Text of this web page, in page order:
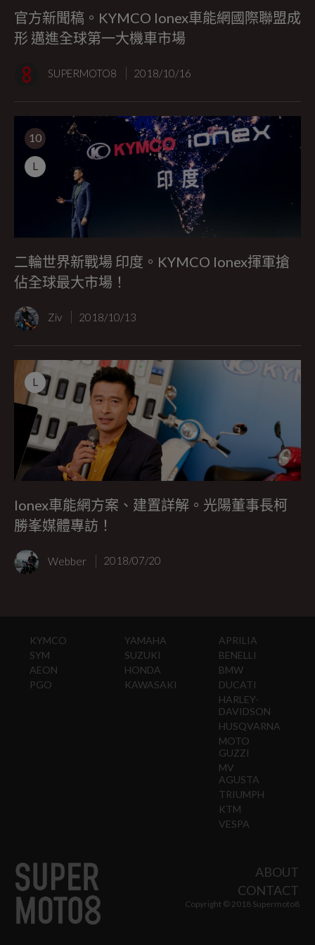
官方新聞稿。KYMCO Ionex車能網國際聯盟成
形 邁進全球第一大機車市場
SUPERMOTO8 2018/10/16
10
L
二輪世界新戰場 印度。KYMCO Ionex揮軍搶
佔全球最大市場！
Ziv 2018/10/13
L
Ionex車能網方案、建置詳解。光陽董事長柯
勝峯媒體專訪！
Webber 2018/07/20
KYMCO
SYM
AEON
PGO
YAMAHA
SUZUKI
HONDA
KAWASAKI
APRILIA
BENELLI
BMW
DUCATI
HARLEY-
DAVIDSON
HUSQVARNA
MOTO
GUZZI
MV
AGUSTA
TRIUMPH
KTM
VESPA
ABOUT
CONTACT
Copyright © 2018 Supermoto8